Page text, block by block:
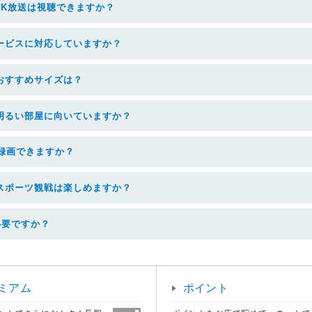
放送は視聴できますか？
ビスに対応していますか？
すすめサイズは？
るい部屋に向いていますか？
画できますか？
ポーツ観戦は楽しめますか？
ですか？
アム ポイント